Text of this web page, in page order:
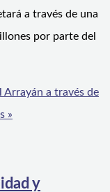
a través de una
por parte del
Arrayán a través de
»
y